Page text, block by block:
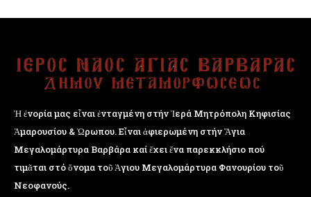
Ἡ ἐνορία μας εἶναι ἐνταγμένη στήν Ἱερά Μητρόπολη Κηφισίας
Ἁμαρουσίου & Ὠρωπου. Εἶναι ἀφιερωμένη στήν Ἅγια
Μεγαλομάρτυρα Βαρβάρα καί ἔχει ἕνα παρεκκλήσιο πού
τιμᾶται στό ὄνομα τοῦ Ἁγιου Μεγαλομάρτυρα Φανουρίου τοῦ
Νεοφανούς.